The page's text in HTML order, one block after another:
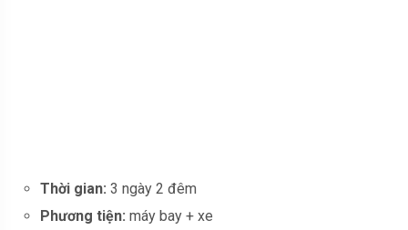
Thời gian: 3 ngày 2 đêm
Phương tiện: máy bay + xe